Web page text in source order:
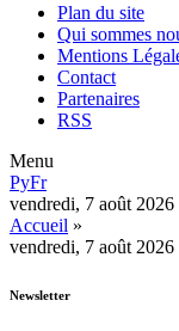
Plan du site
Qui sommes
Mentions
Contact
Partenaires
RSS
Menu
РуFr
vendredi, 7 août 2026
Accueil »
vendredi, 7 août 2026
Newsletter